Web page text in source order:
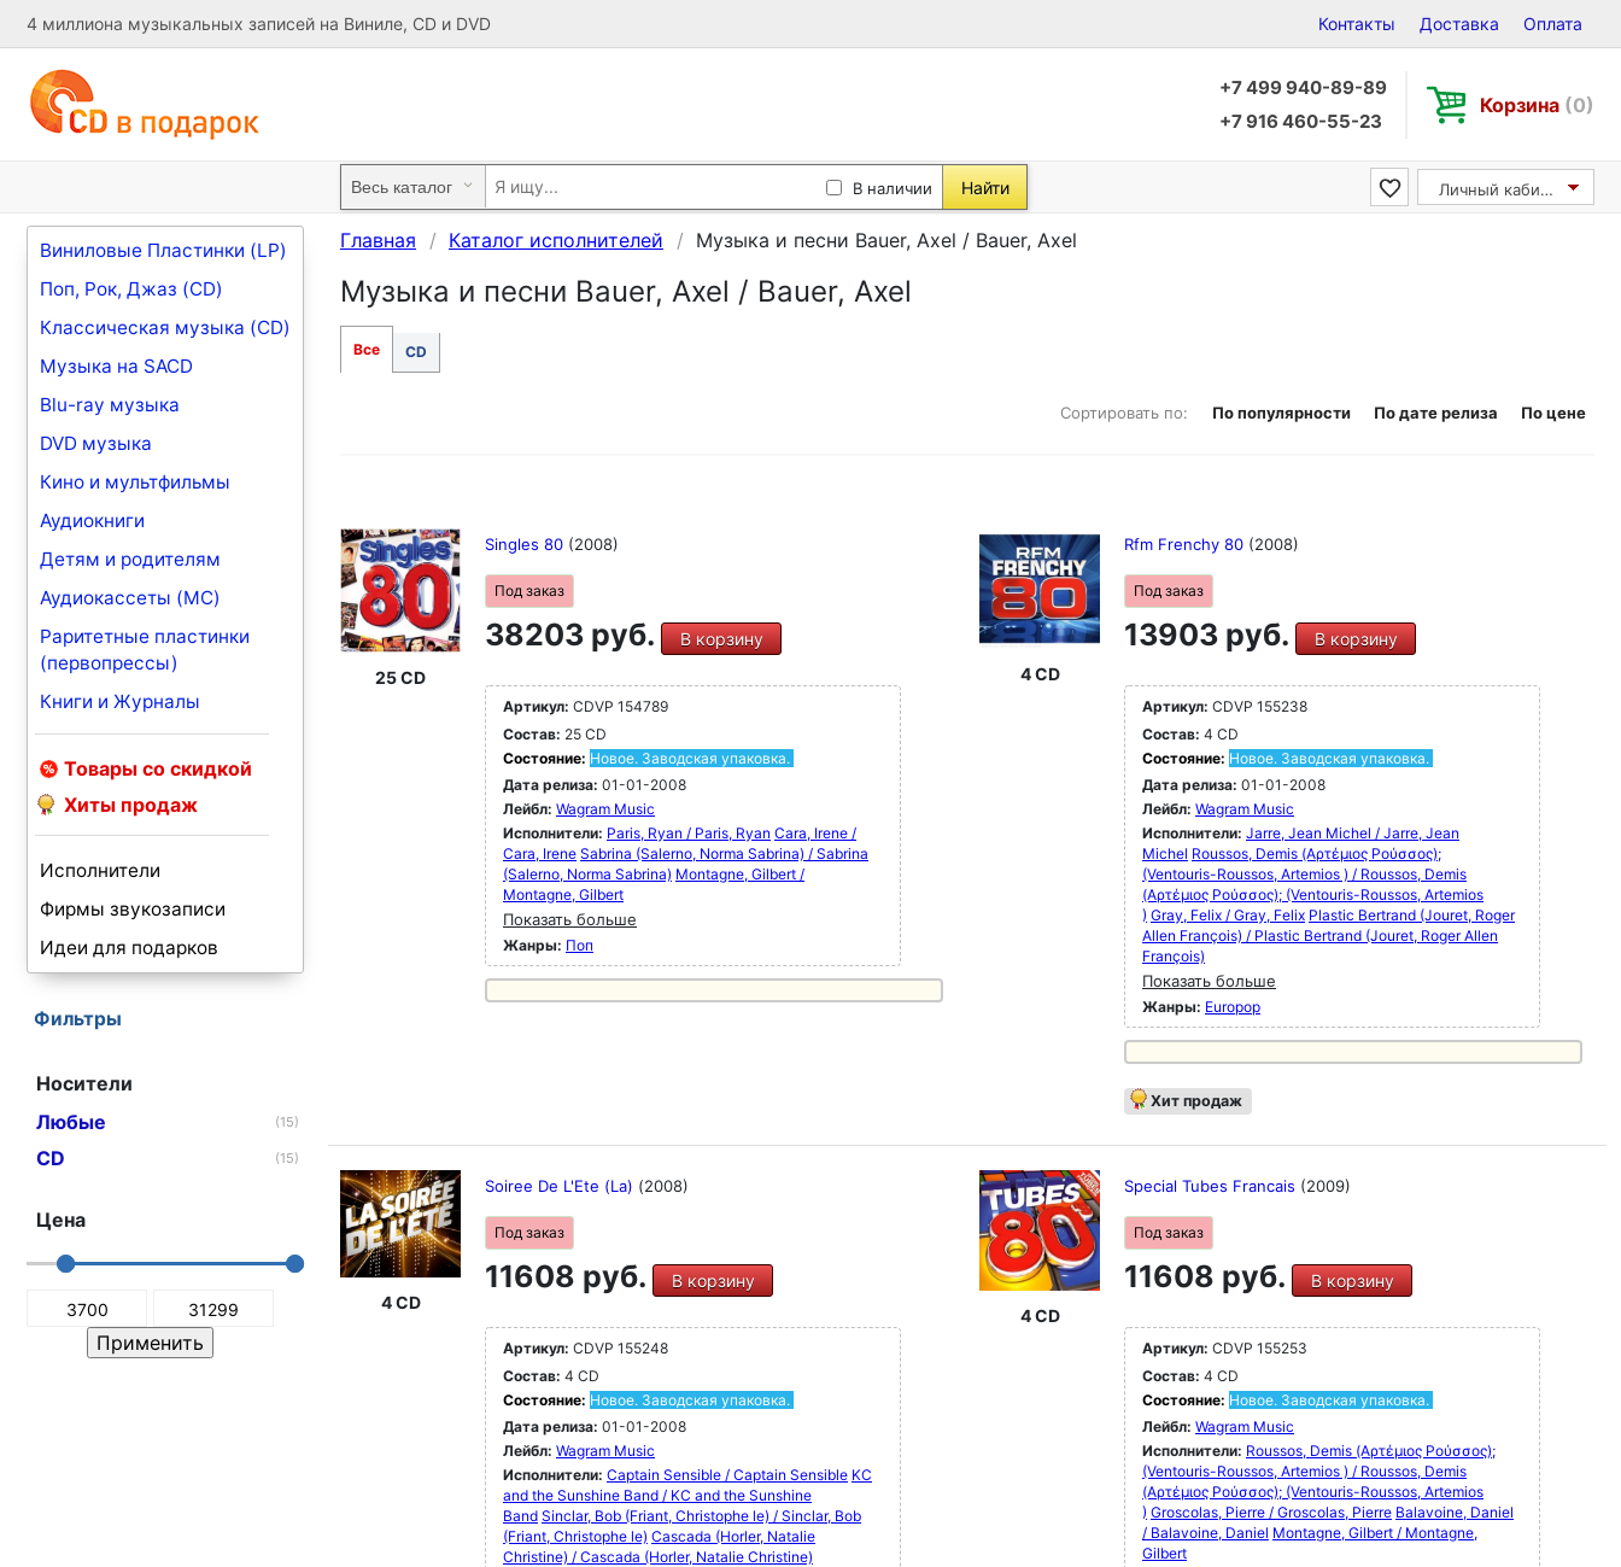
4 миллиона музыкальных записей на Виниле, CD и DVD Контакты Доставка Оплата
+7 499 940-89-89
+7 916 460-55-23
Корзина (0)
В наличии Найти Личный кабинет
Виниловые Пластинки (LP)
Поп, Рок, Джаз (CD)
Классическая музыка (CD)
Музыка на SACD
Blu-ray музыка
DVD музыка
Кино и мультфильмы
Аудиокниги
Детям и родителям
Аудиокассеты (MC)
Раритетные пластинки
(первопрессы)
Книги и Журналы
Товары со скидкой
Хиты продаж
Исполнители
Фирмы звукозаписи
Идеи для подарков
Фильтры
Носители
Любые
(15)
CD (15)
Цена
Главная Каталог исполнителей Музыка и песни Bauer, Axel / Bauer, Axel
Музыка и песни Bauer, Axel / Bauer, Axel
Все CD
Сортировать по: По популярности По дате релиза По цене
25 CD
Singles 80 (2008)
Под заказ
38203 руб. В корзину
Артикул: CDVP 154789
Состав: 25 CD
Состояние: Новое. Заводская упаковка.
Дата релиза: 01-01-2008
Лейбл: Wagram Music
Исполнители: Paris, Ryan / Paris, Ryan Cara, Irene /
Cara, Irene Sabrina (Salerno, Norma Sabrina) / Sabrina
(Salerno, Norma Sabrina) Montagne, Gilbert /
Montagne, Gilbert
Показать больше
Жанры: Поп
4 CD
Rfm Frenchy 80 (2008)
Под заказ
13903 руб. В корзину
Артикул: CDVP 155238
Состав: 4 CD
Состояние: Новое. Заводская упаковка.
Дата релиза: 01-01-2008
Лейбл: Wagram Music
Исполнители: Jarre, Jean Michel / Jarre, Jean
Michel Roussos, Demis (Αρτέμιος Ρούσσος);
(Ventouris-Roussos, Artemios ) / Roussos, Demis
(Αρτέμιος Ρούσσος); (Ventouris-Roussos, Artemios
) Gray, Felix / Gray, Felix Plastic Bertrand (Jouret, Roger
Allen François) / Plastic Bertrand (Jouret, Roger Allen
François)
Показать больше
Жанры: Europop
Хит продаж
4 CD
Soiree De L'Ete (La) (2008)
Под заказ
11608 руб. В корзину
Артикул: CDVP 155248
Состав: 4 CD
Состояние: Новое. Заводская упаковка.
Дата релиза: 01-01-2008
Лейбл: Wagram Music
Исполнители: Captain Sensible / Captain Sensible KC
and the Sunshine Band / KC and the Sunshine
Band Sinclar, Bob (Friant, Christophe le) / Sinclar, Bob
(Friant, Christophe le) Cascada (Horler, Natalie
Christine) / Cascada (Horler, Natalie Christine)
4 CD
Special Tubes Francais (2009)
Под заказ
11608 руб. В корзину
Артикул: CDVP 155253
Состав: 4 CD
Состояние: Новое. Заводская упаковка.
Лейбл: Wagram Music
Исполнители: Roussos, Demis (Αρτέμιος Ρούσσος);
(Ventouris-Roussos, Artemios ) / Roussos, Demis
(Αρτέμιος Ρούσσος); (Ventouris-Roussos, Artemios
) Groscolas, Pierre / Groscolas, Pierre Balavoine, Daniel
/ Balavoine, Daniel Montagne, Gilbert / Montagne,
Gilbert